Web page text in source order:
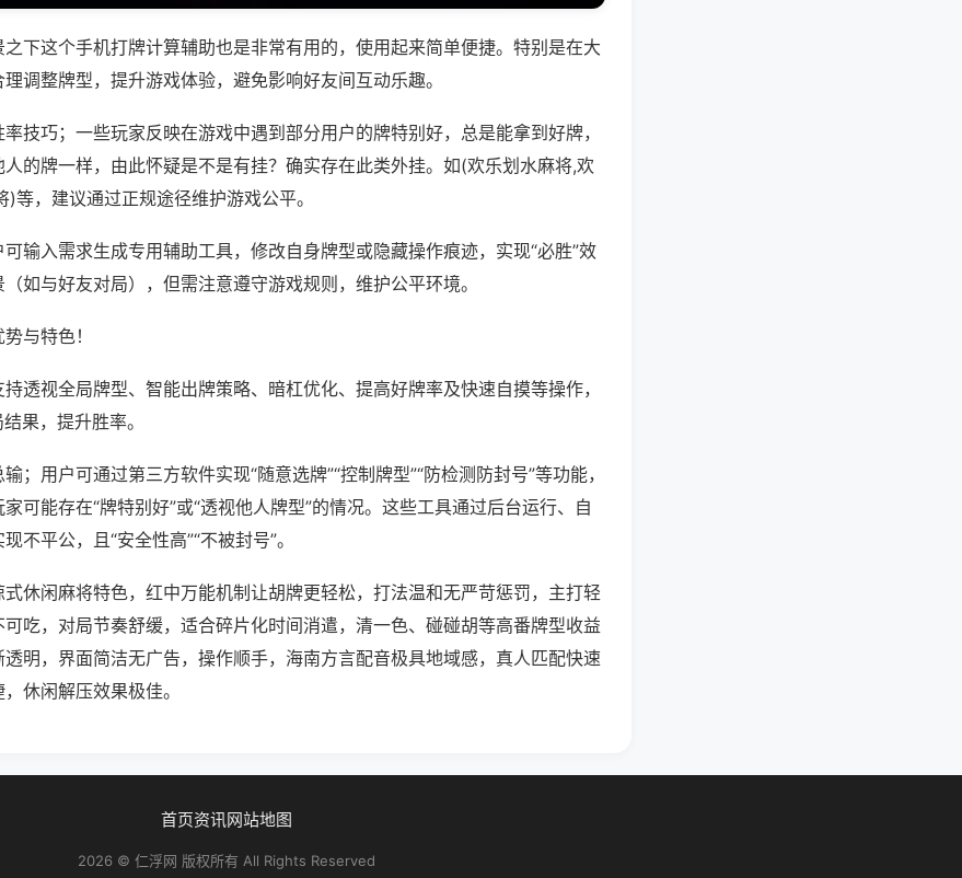
下这个手机打牌计算辅助也是非常有用的，使用起来简单便捷。特别是在大
调整牌型，提升游戏体验，避免影响好友间互动乐趣。
技巧；一些玩家反映在游戏中遇到部分用户的牌特别好，总是能拿到好牌，
的牌一样，由此怀疑是不是有挂？确实存在此类外挂。如(欢乐划水麻将,欢
)等，建议通过正规途径维护游戏公平。
输入需求生成专用辅助工具，修改自身牌型或隐藏操作痕迹，实现“必胜”效
如与好友对局），但需注意遵守游戏规则，维护公平环境。
与特色！
透视全局牌型、智能出牌策略、暗杠优化、提高好牌率及快速自摸等操作，
果，提升胜率。
；用户可通过第三方软件实现“随意选牌”“控制牌型”“防检测防封号”等功能，
可能存在“牌特别好”或“透视他人牌型”的情况。这些工具通过后台运行、自
不平公，且“安全性高”“不被封号”。
休闲麻将特色，红中万能机制让胡牌更轻松，打法温和无严苛惩罚，主打轻
吃，对局节奏舒缓，适合碎片化时间消遣，清一色、碰碰胡等高番牌型收益
明，界面简洁无广告，操作顺手，海南方言配音极具地域感，真人匹配快速
休闲解压效果极佳。
首页资讯网站地图
2026 © 仁浮网 版权所有 All Rights Reserved